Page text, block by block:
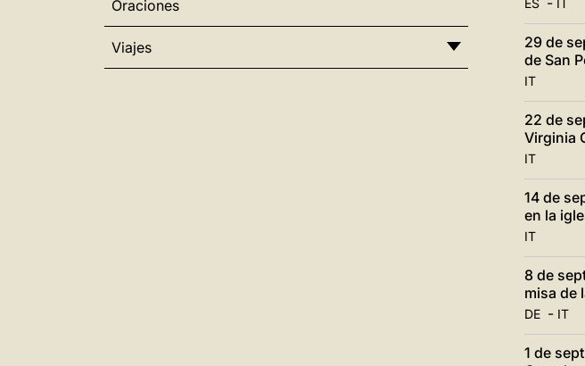
Oraciones
Viajes
ES IT
29 de
de San
IT
22 de
Virginia
IT
14 de
en la
IT
8 de
misa de
DE- IT
1 de